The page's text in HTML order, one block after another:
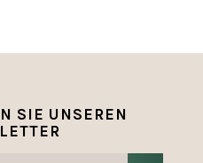
SIE UNSEREN